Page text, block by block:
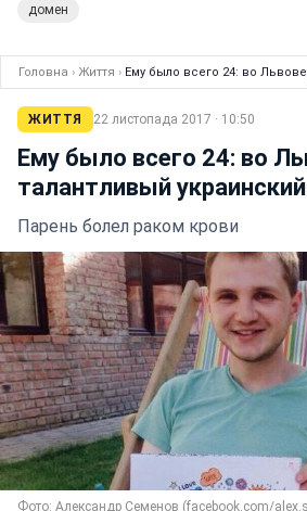
домен
Головна › Життя › Ему было всего 24: во
ЖИТТЯ 22 листопада 2017 · 10:50
Ему было всего 24: во
талантливый
Парень болел раком крови
Фото: Александр Семенов (facebook.com/